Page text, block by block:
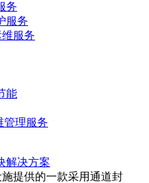
务
服务
服务
能
管理服务
解决方案
提供的一款采用通道封